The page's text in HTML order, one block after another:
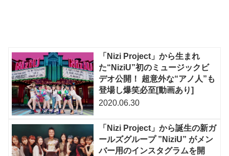
「Nizi Project」から生まれ
た“NiziU”初のミュージックビ
デオ公開！ 超意外な“アノ人”も
登場し爆笑必至[動画あり]
2020.06.30
「Nizi Project」から誕生の新ガ
ールズグループ ”NiziU” がメン
バー用のインスタグラムを開